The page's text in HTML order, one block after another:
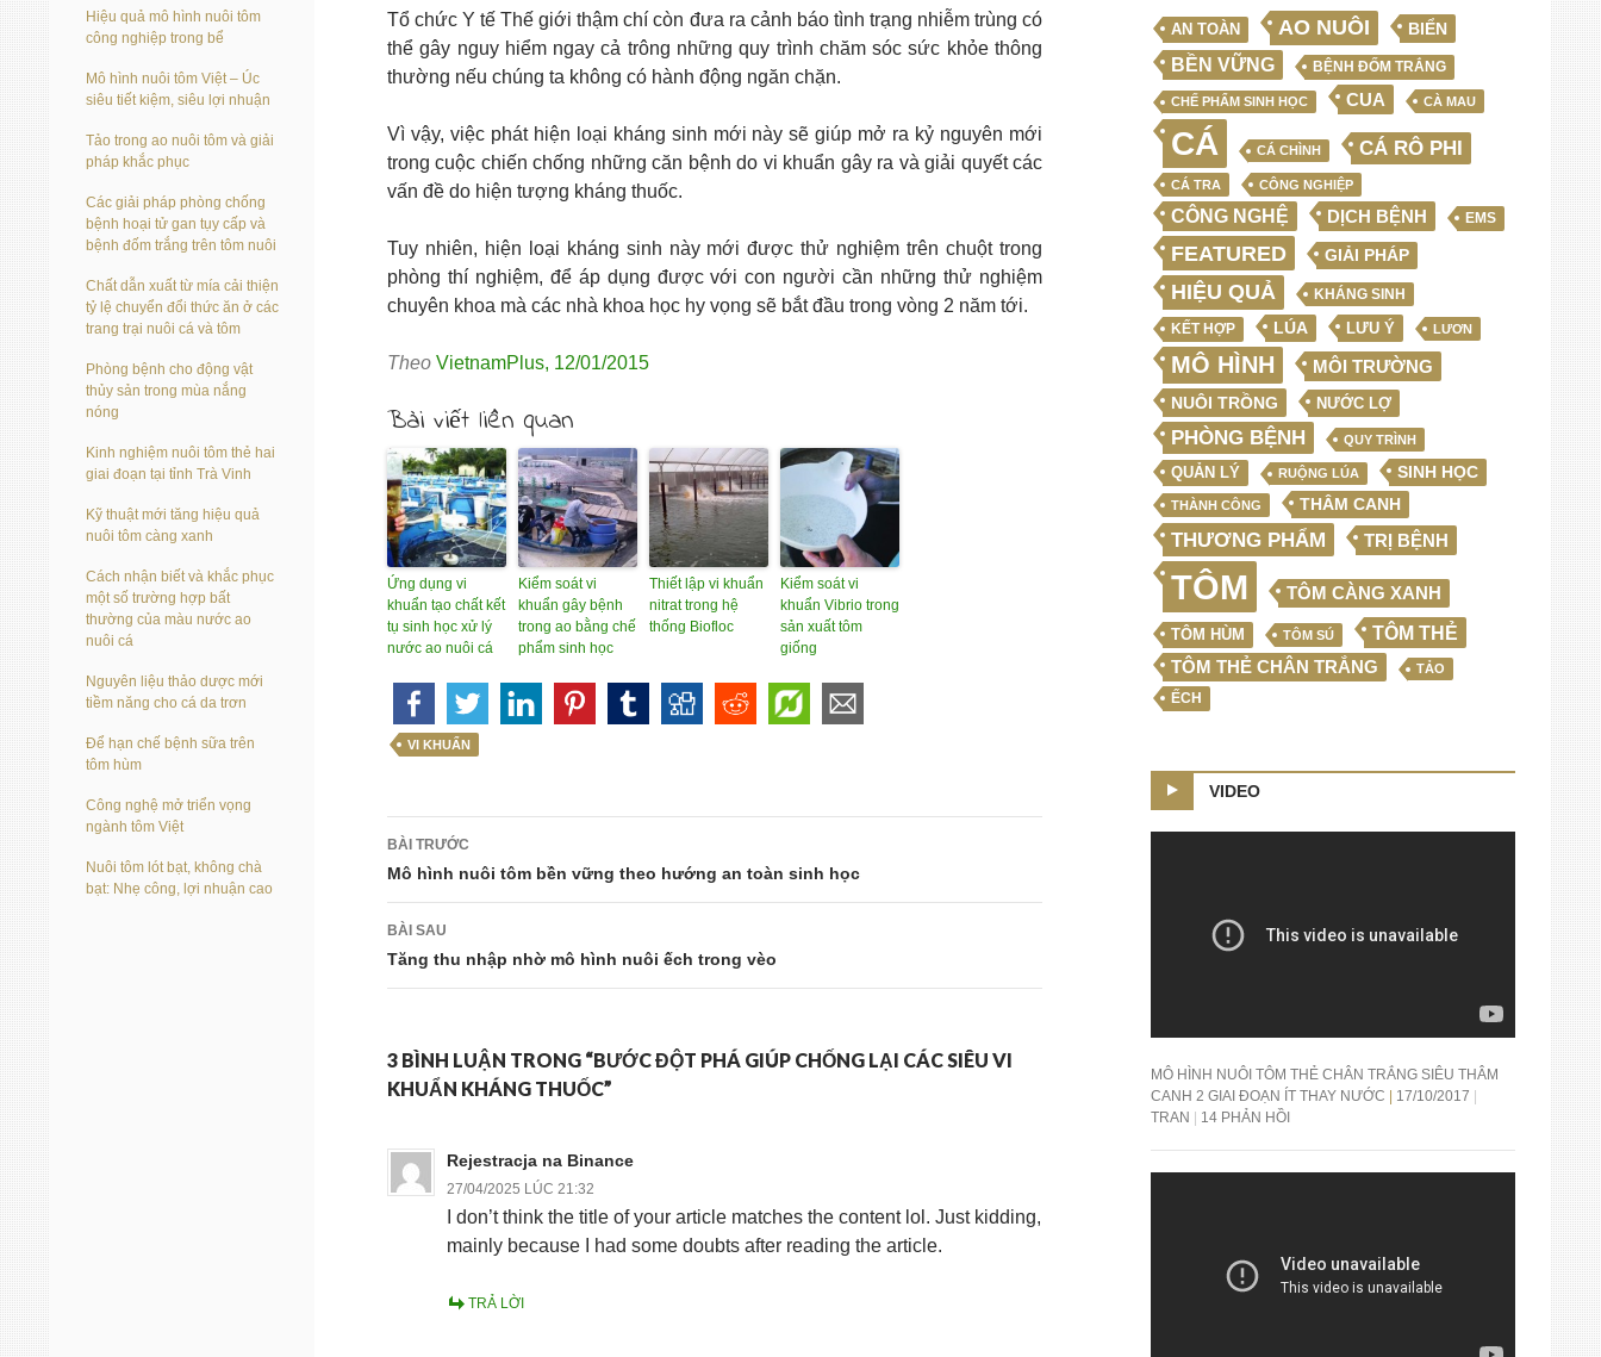
Tổ chức Y tế Thế giới thậm chí còn đưa ra cảnh báo tình trạng nhiễm trùng có
thể gây nguy hiểm ngay cả trông những quy trình chăm sóc sức khỏe thông
thường nếu chúng ta không có hành động ngăn chặn.
Vì vậy, việc phát hiện loại kháng sinh mới này sẽ giúp mở ra kỷ nguyên mới
trong cuộc chiến chống những căn bệnh do vi khuẩn gây ra và giải quyết các
vấn đề do hiện tượng kháng thuốc.
Tuy nhiên, hiện loại kháng sinh này mới được thử nghiệm trên chuột trong
phòng thí nghiệm, để áp dụng được với con người cần những thử nghiệm
chuyên khoa mà các nhà khoa học hy vọng sẽ bắt đầu trong vòng 2 năm tới.
Theo VietnamPlus, 12/01/2015
Bài viết liên quan
Ứng dụng vi
khuẩn tạo chất kết
tụ sinh học xử lý
nước ao nuôi cá
Kiểm soát vi
khuẩn gây bệnh
trong ao bằng chế
phẩm sinh học
Thiết lập vi khuẩn
nitrat trong hệ
thống Biofloc
Kiểm soát vi
khuẩn Vibrio trong
sản xuất tôm
giống
VI KHUẨN
Điều
hướng
bài
viết
BÀI TRƯỚC
Mô hình nuôi tôm bền vững theo hướng an toàn sinh học
BÀI SAU
Tăng thu nhập nhờ mô hình nuôi ếch trong vèo
3 BÌNH LUẬN TRONG “BƯỚC ĐỘT PHÁ GIÚP CHỐNG LẠI CÁC SIÊU VI
KHUẨN KHÁNG THUỐC”
Rejestracja na Binance
27/04/2025 LÚC 21:32
I don’t think the title of your article matches the content lol. Just kidding,
mainly because I had some doubts after reading the article.
TRẢ LỜI
AN TOÀN AO NUÔI BIỂN
BỀN VỮNG BỆNH ĐỐM TRẮNG
CHẾ PHẨM SINH HỌC CUA CÀ MAU
CÁ CÁ CHÌNH CÁ RÔ PHI
CÁ TRA CÔNG NGHIỆP
CÔNG NGHỆ DỊCH BỆNH EMS
FEATURED GIẢI PHÁP
HIỆU QUẢ KHÁNG SINH
KẾT HỢP LÚA LƯU Ý LƯƠN
MÔ HÌNH MÔI TRƯỜNG
NUÔI TRỒNG NƯỚC LỢ
PHÒNG BỆNH QUY TRÌNH
QUẢN LÝ RUỘNG LÚA SINH HỌC
THÀNH CÔNG THÂM CANH
THƯƠNG PHẨM TRỊ BỆNH
TÔM TÔM CÀNG XANH
TÔM HÙM TÔM SÚ TÔM THẺ
TÔM THẺ CHÂN TRẮNG TẢO
ẾCH
VIDEO
MÔ HÌNH NUÔI TÔM THẺ CHÂN TRẮNG SIÊU THÂM
CANH 2 GIAI ĐOẠN ÍT THAY NƯỚC
17/10/2017
TRAN
14 PHẢN HỒI
Hiệu quả mô hình nuôi tôm
công nghiệp trong bể
Mô hình nuôi tôm Việt – Úc
siêu tiết kiệm, siêu lợi nhuận
Tảo trong ao nuôi tôm và giải
pháp khắc phục
Các giải pháp phòng chống
bệnh hoại tử gan tụy cấp và
bệnh đốm trắng trên tôm nuôi
Chất dẫn xuất từ mía cải thiện
tỷ lệ chuyển đổi thức ăn ở các
trang trại nuôi cá và tôm
Phòng bệnh cho động vật
thủy sản trong mùa nắng
nóng
Kinh nghiệm nuôi tôm thẻ hai
giai đoạn tại tỉnh Trà Vinh
Kỹ thuật mới tăng hiệu quả
nuôi tôm càng xanh
Cách nhận biết và khắc phục
một số trường hợp bất
thường của màu nước ao
nuôi cá
Nguyên liệu thảo dược mới
tiềm năng cho cá da trơn
Để hạn chế bệnh sữa trên
tôm hùm
Công nghệ mở triển vọng
ngành tôm Việt
Nuôi tôm lót bạt, không chà
bạt: Nhẹ công, lợi nhuận cao